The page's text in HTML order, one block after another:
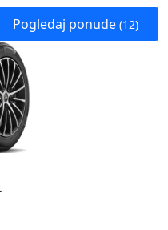
Pogledaj ponude (12)